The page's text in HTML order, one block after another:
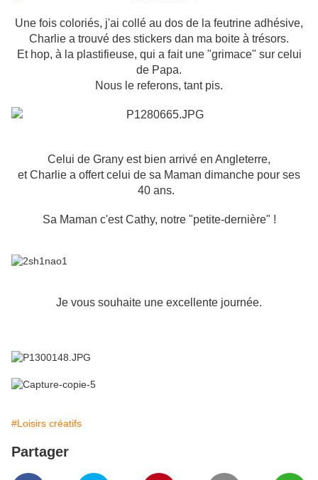
Une fois coloriés, j'ai collé au dos de la feutrine adhésive,
Charlie a trouvé des stickers dan ma boite à trésors.
Et hop, à la plastifieuse, qui a fait une "grimace" sur celui
de Papa.
Nous le referons, tant pis.
Celui de Grany est bien arrivé en Angleterre,
et Charlie a offert celui de sa Maman dimanche pour ses
40 ans.
Sa Maman c'est Cathy, notre "petite-dernière" !
Je vous souhaite une excellente journée.
#Loisirs créatifs
Partager